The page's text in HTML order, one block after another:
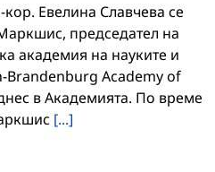
Евелина Славчева се
председател на
академия на науките и
Brandenburg Academy of
в Академията. По време
[...]